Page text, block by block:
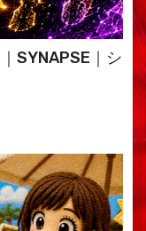
SYNAPSE｜シ